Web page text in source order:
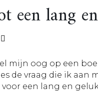
een lang
mijn oog op een
de vraag die ik aan
een lang en